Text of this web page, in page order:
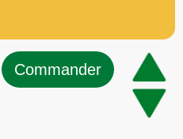
Commander